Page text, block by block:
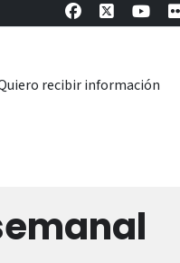
recibir información